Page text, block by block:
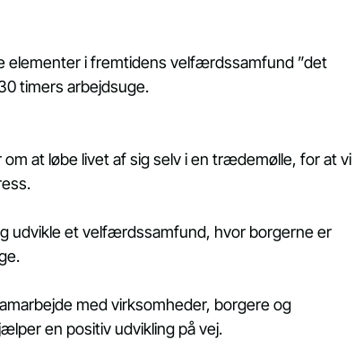
elementer i fremtidens velfærdssamfund ”det
timers arbejdsuge.
at løbe livet af sig selv i en trædemølle, for at vi
udvikle et velfærdssamfund, hvor borgerne er
med virksomheder, borgere og
en positiv udvikling på vej.